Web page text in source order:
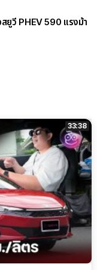
ยูวี PHEV 590 แรงม้า
33:38